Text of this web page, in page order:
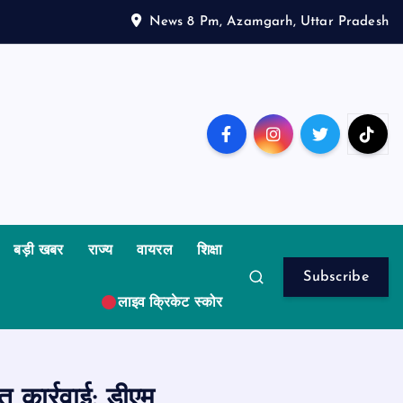
News 8 Pm, Azamgarh, Uttar Pradesh
बड़ी खबर राज्य वायरल शिक्षा
लाइव क्रिकेट स्कोर
Subscribe